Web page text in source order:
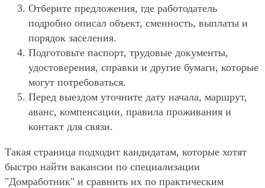
Отберите предложения, где работодатель
подробно описал объект, сменность, выплаты и
порядок заселения.
Подготовьте паспорт, трудовые документы,
удостоверения, справки и другие бумаги, которые
могут потребоваться.
Перед выездом уточните дату начала, маршрут,
аванс, компенсации, правила проживания и
контакт для связи.
Такая страница подходит кандидатам, которые хотят
быстро найти вакансии по специализации
"Домработник" и сравнить их по практическим